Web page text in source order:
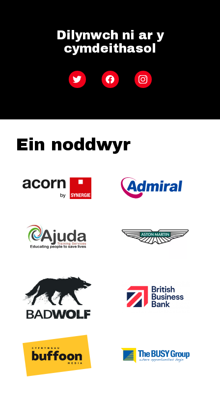
Dilynwch ni ar y
cymdeithasol
Twitter FacebookInstagram
Ein noddwyr